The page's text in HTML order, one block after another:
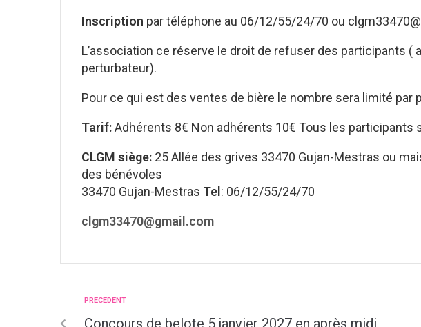
Inscription par téléphone au 06/12/55/24/70 ou
L’association ce réserve le droit de refuser des participants (
perturbateur).
Pour ce qui est des ventes de bière le nombre sera limité par
Tarif:Adhérents 8€ Non adhérents 10€ Tous les participants
CLGM siège: 25 Allée des grives 33470 Gujan-Mestras ou
des bénévoles
33470 Gujan-Mestras Tel : 06/12/55/24/70
clgm33470@gmail.com
PRECEDENT
Concours de belote 5 janvier 2027 en après midi